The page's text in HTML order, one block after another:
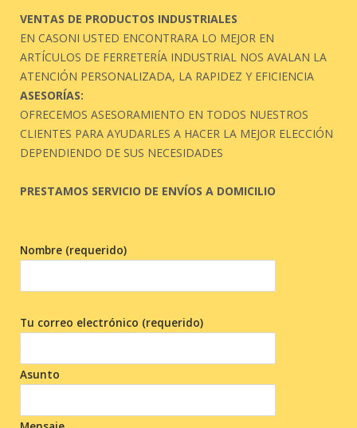
VENTAS DE PRODUCTOS INDUSTRIALES
EN CASONI USTED ENCONTRARA LO MEJOR EN
ARTÍCULOS DE FERRETERÍA INDUSTRIAL NOS AVALAN LA
ATENCIÓN PERSONALIZADA, LA RAPIDEZ Y EFICIENCIA
ASESORÍAS:
OFRECEMOS ASESORAMIENTO EN TODOS NUESTROS
CLIENTES PARA AYUDARLES A HACER LA MEJOR ELECCIÓN
DEPENDIENDO DE SUS NECESIDADES
PRESTAMOS SERVICIO DE ENVÍOS A DOMICILIO
Nombre (requerido)
Tu correo electrónico (requerido)
Asunto